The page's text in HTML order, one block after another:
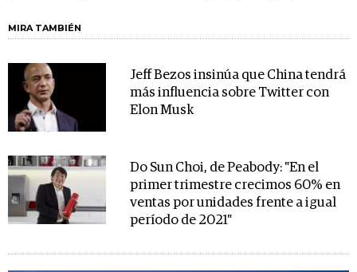
MIRA TAMBIÉN
Jeff Bezos insinúa que China tendrá
más influencia sobre Twitter con
Elon Musk
Do Sun Choi, de Peabody: "En el
primer trimestre crecimos 60% en
ventas por unidades frente a igual
período de 2021"